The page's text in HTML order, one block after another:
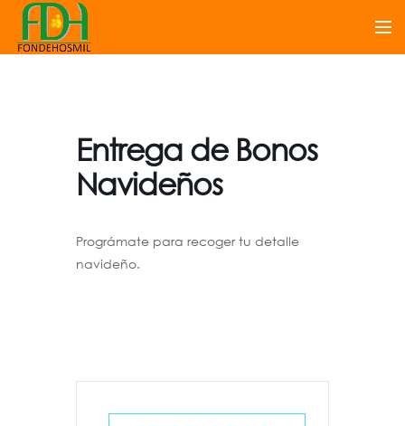
Entrega de Bonos
Navideños
Prográmate para recoger tu detalle
navideño.